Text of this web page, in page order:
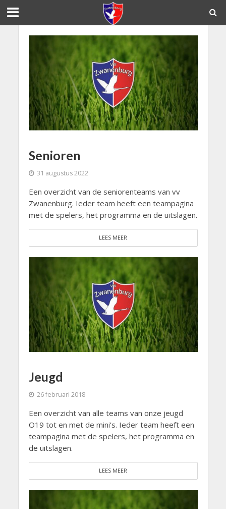
Senioren
31 augustus 2022
Een overzicht van de seniorenteams van vv
Zwanenburg. Ieder team heeft een teampagina
met de spelers, het programma en de uitslagen.
LEES MEER
Jeugd
26 februari 2018
Een overzicht van alle teams van onze jeugd
O19 tot en met de mini’s. Ieder team heeft een
teampagina met de spelers, het programma en
de uitslagen.
LEES MEER